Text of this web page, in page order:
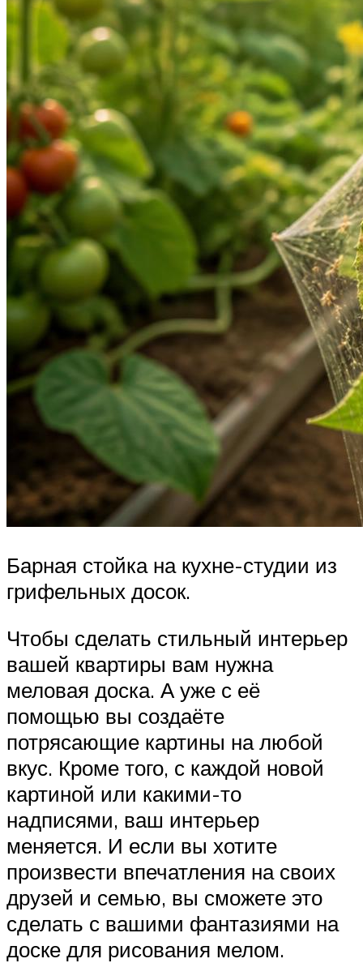
Барная стойка на кухне-студии из
грифельных досок.
Чтобы сделать стильный интерьер
вашей квартиры вам нужна
меловая доска. А уже с её
помощью вы создаёте
потрясающие картины на любой
вкус. Кроме того, с каждой новой
картиной или какими-то
надписями, ваш интерьер
меняется. И если вы хотите
произвести впечатления на своих
друзей и семью, вы сможете это
сделать с вашими фантазиями на
доске для рисования мелом.